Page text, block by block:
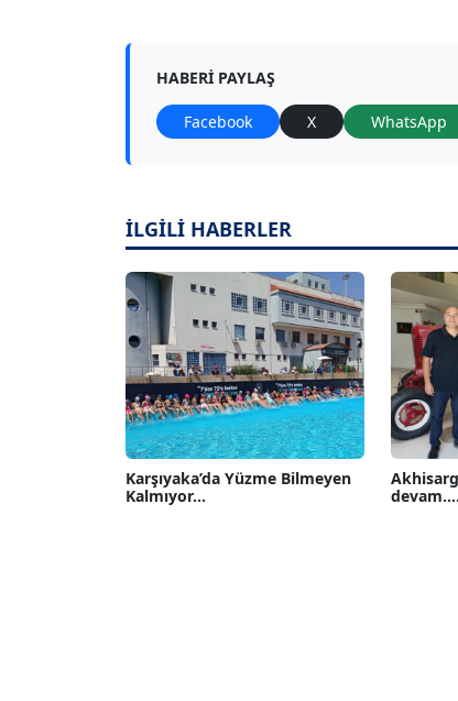
HABERI PAYLAŞ
Facebook X WhatsApp
İLGİLİ HABERLER
Karşıyaka’da Yüzme Bilmeyen
Kalmıyor...